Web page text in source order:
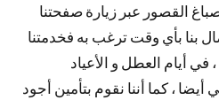
القصور عبر زيارة صفحتنا
بنا بأي وقت ترغب به فخدمتنا
مدار 24 ساعة ، في أيام العطل و الأعياد
، كما أننا نقوم بتأمين أجود